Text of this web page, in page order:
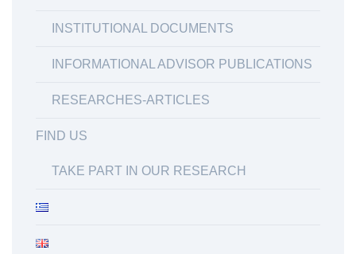
INSTITUTIONAL DOCUMENTS
INFORMATIONAL ADVISOR PUBLICATIONS
RESEARCHES-ARTICLES
FIND US
TAKE PART IN OUR RESEARCH